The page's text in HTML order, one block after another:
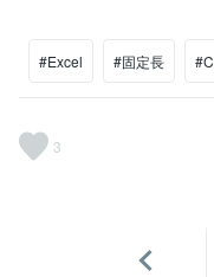
#Excel #固定長
3